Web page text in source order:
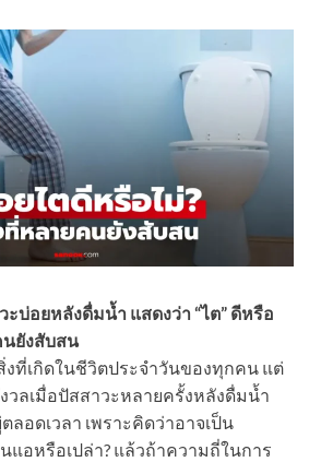
บ่อยหลังดื่มน้ำ แสดงว่า “ไต” ดีหรือ
นยังสับสน
ที่เกิดในชีวิตประจำวันของทุกคน แต่
ลเมื่อปัสสาวะหลายครั้งหลังดื่มน้ำ
ลอดเวลา เพราะคิดว่าอาจเป็น
อหรือเปล่า? แล้วถ้าความถี่ในการ